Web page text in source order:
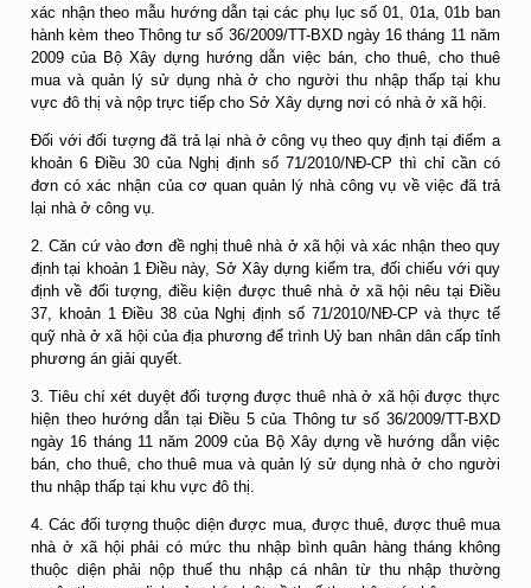
xác nhận theo mẫu hướng dẫn tại các phụ lục số 01, 01a, 01b ban
hành kèm theo Thông tư số 36/2009/TT-BXD ngày 16 tháng 11 năm
2009 của Bộ Xây dựng hướng dẫn việc bán, cho thuê, cho thuê
mua và quản lý sử dụng nhà ở cho người thu nhập thấp tại khu
vực đô thị và nộp trực tiếp cho Sở Xây dựng nơi có nhà ở xã hội.
Đối với đối tượng đã trả lại nhà ở công vụ theo quy định tại điểm a
khoản 6 Điều 30 của Nghị định số 71/2010/NĐ-CP thì chỉ cần có
đơn có xác nhận của cơ quan quản lý nhà công vụ về việc đã trả
lại nhà ở công vụ.
2. Căn cứ vào đơn đề nghị thuê nhà ở xã hội và xác nhận theo quy
định tại khoản 1 Điều này, Sở Xây dựng kiểm tra, đối chiếu với quy
định về đối tượng, điều kiện được thuê nhà ở xã hội nêu tại Điều
37, khoản 1 Điều 38 của Nghị định số 71/2010/NĐ-CP và thực tế
quỹ nhà ở xã hội của địa phương để trình Uỷ ban nhân dân cấp tỉnh
phương án giải quyết.
3. Tiêu chí xét duyệt đối tượng được thuê nhà ở xã hội được thực
hiện theo hướng dẫn tại Điều 5 của Thông tư số 36/2009/TT-BXD
ngày 16 tháng 11 năm 2009 của Bộ Xây dựng về hướng dẫn việc
bán, cho thuê, cho thuê mua và quản lý sử dụng nhà ở cho người
thu nhập thấp tại khu vực đô thị.
4. Các đối tượng thuộc diện được mua, được thuê, được thuê mua
nhà ở xã hội phải có mức thu nhập bình quân hàng tháng không
thuộc diện phải nộp thuế thu nhập cá nhân từ thu nhập thường